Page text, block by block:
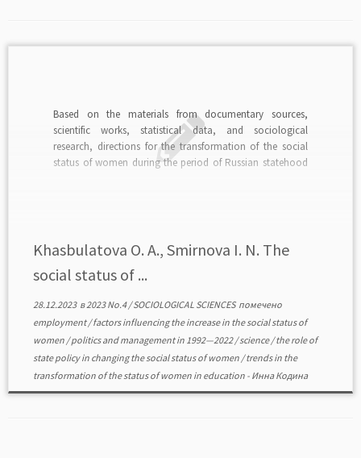
Based on the materials from documentary sources,
scientific works, statistical data, and sociological
research, directions for the transformation of the social
status of women during the period of Russian statehood
Khasbulatova О. A., Smirnova I. N. The
social status of ...
28.12.2023в2023 No.4/SOCIOLOGICAL SCIENCES помечено
employment/factors influencing the increase in the social status of
women /politics and management in 1992—2022/science/the role of
state policy in changing the social status of women /trends in the
transformation of the status of women in education - Инна Кодина